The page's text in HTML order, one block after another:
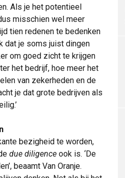
Als je het potentieel
misschien wel meer
tien redenen te bedenken
dat je soms juist dingen
om goed zicht te krijgen
het bedrijf, hoe meer het
van zekerheden en de
je dat grote bedrijven als
bezigheid te worden,
due diligence ook is. ‘De
beaamt Van Oranje.